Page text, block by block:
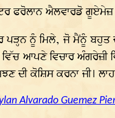
ਫਰੋਲਾਨ ਐਲਵਾਰਡੋ ਗੂਏਮੇਜ਼
ਪੜ੍ਹਨ ਨੂੰ ਮਿਲੇ, ਜੋ ਮੈਂਨੂੰ
ਆਪਣੇ ਵਿਚਾਰ ਅੰਗਰੇਜ਼ੀ
ਦੀ ਕੋਸ਼ਿਸ ਕਰਨਾ ਜੀ।
Alvarado Guemez